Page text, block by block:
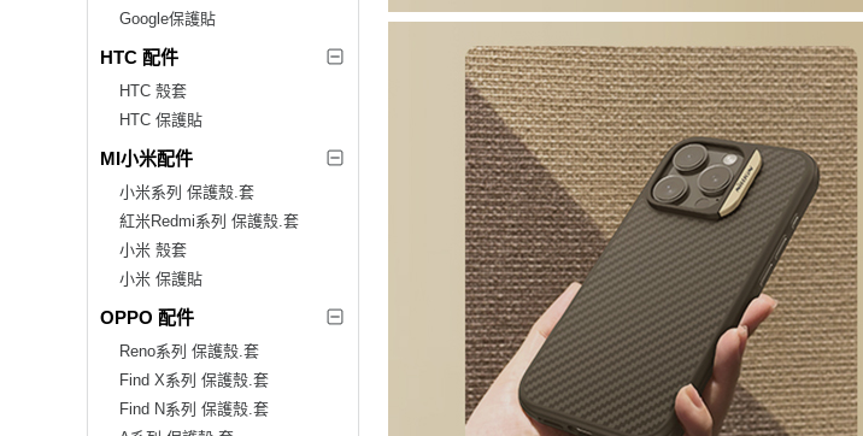
Google保護貼
HTC 配件
HTC 殼套
HTC 保護貼
MI小米配件
小米系列 保護殼.套
紅米Redmi系列 保護殼.套
小米 殼套
小米 保護貼
OPPO 配件
Reno系列 保護殼.套
Find X系列 保護殼.套
Find N系列 保護殼.套